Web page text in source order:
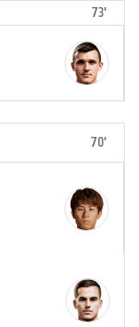
73'
70'